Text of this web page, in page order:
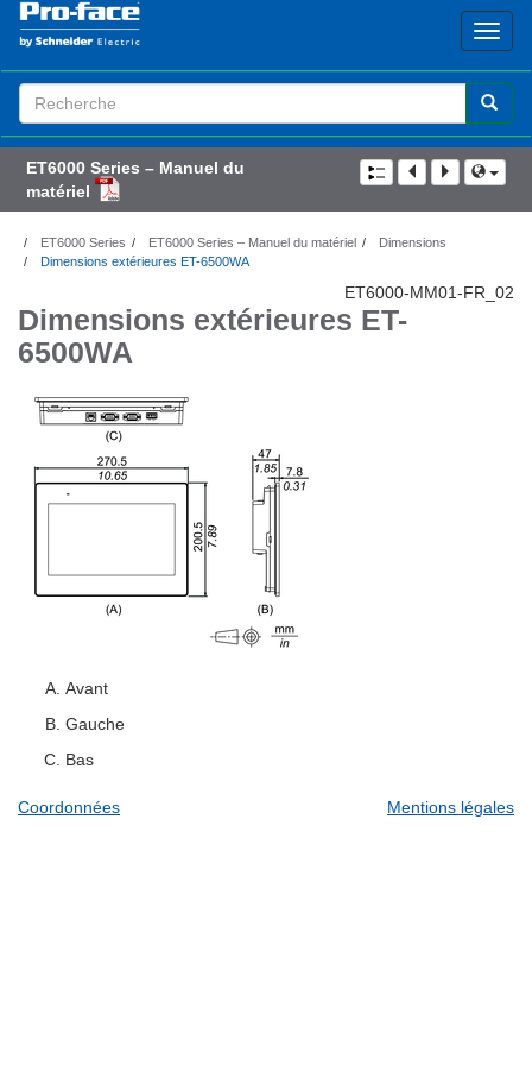
Search
Term
ET6000 Series – Manuel du
matériel
ET6000 Series ET6000 Series – Manuel du matériel
Dimensions
Dimensions extérieures ET-6500WA
ET6000-MM01-FR_02
Dimensions extérieures ET-
6500WA
Avant
Gauche
Bas
Coordonnées Mentions légales